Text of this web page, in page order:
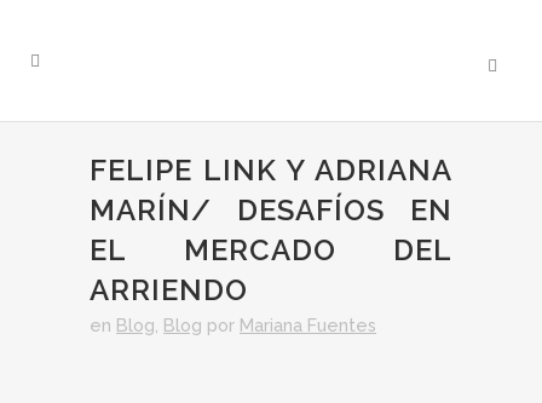
FELIPE LINK Y ADRIANA
MARÍN/ DESAFÍOS EN
EL MERCADO DEL
ARRIENDO
en Blog Blog por Mariana Fuentes